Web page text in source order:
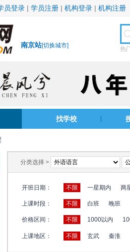
员登录 | 学员注册 | 机构登录 | 机构注册
南京站[切换城市] 热
找学校
分类选择 >
开班日期： 不限 一星期内 两
上课时段： 不限 白班 晚班
价格区间： 不限 1000以内
上课地区： 不限 玄武 秦淮